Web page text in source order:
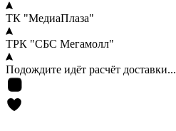
ТК "МедиаПлаза"
ТРК "СБС Мегамолл"
Подождите идёт расчёт доставки...